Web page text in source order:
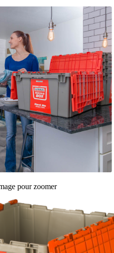
pour zoomer